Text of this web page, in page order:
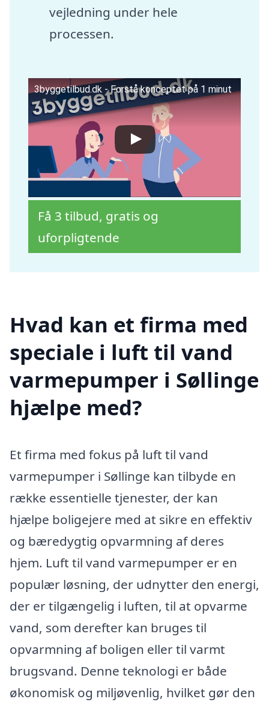
vejledning under hele
processen.
3byggetilbud.dk - Forstå konceptet på 1 minut
Få 3 tilbud, gratis og
uforpligtende
Hvad kan et firma med
speciale i luft til vand
varmepumper i Søllinge
hjælpe med?
Et firma med fokus på luft til vand
varmepumper i Søllinge kan tilbyde en
række essentielle tjenester, der kan
hjælpe boligejere med at sikre en effektiv
og bæredygtig opvarmning af deres
hjem. Luft til vand varmepumper er en
populær løsning, der udnytter den energi,
der er tilgængelig i luften, til at opvarme
vand, som derefter kan bruges til
opvarmning af boligen eller til varmt
brugsvand. Denne teknologi er både
økonomisk og miljøvenlig, hvilket gør den